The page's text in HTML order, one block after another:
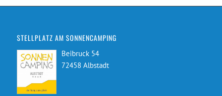
STELLPLATZ AM SONNENCAMPING
Beibruck 54
72458 Albstadt